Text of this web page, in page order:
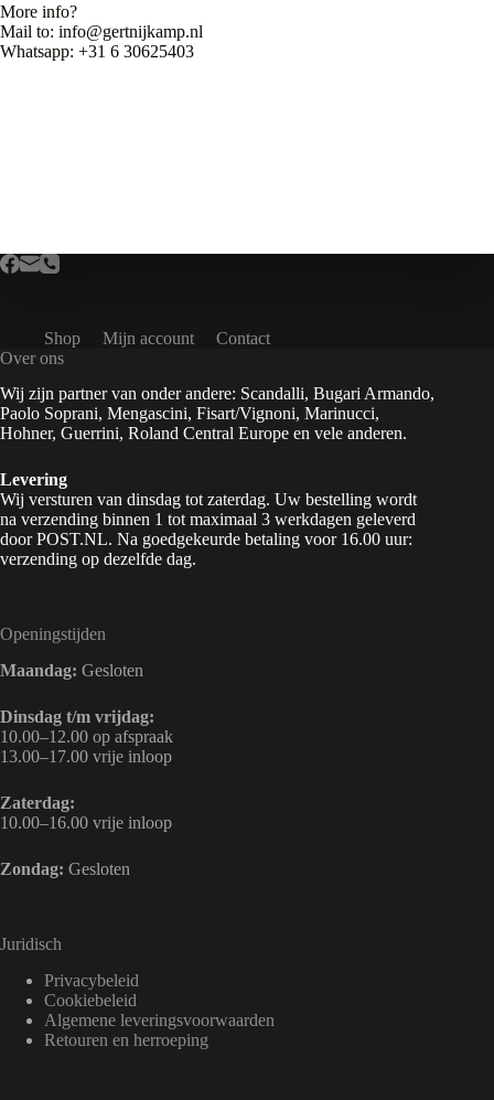
More info?
Mail to: info@gertnijkamp.nl
Whatsapp: +31 6 30625403
Shop Mijn account
Contact
Over ons
Wij zijn partner van onder andere: Scandalli, Bugari Armando,
Paolo Soprani, Mengascini, Fisart/Vignoni, Marinucci,
Hohner, Guerrini, Roland Central Europe en vele anderen.
Levering
Wij versturen van dinsdag tot zaterdag. Uw bestelling wordt
na verzending binnen 1 tot maximaal 3 werkdagen geleverd
door POST.NL. Na goedgekeurde betaling voor 16.00 uur:
verzending op dezelfde dag.
Openingstijden
Maandag: Gesloten
Dinsdag t/m vrijdag:
10.00–12.00 op afspraak
13.00–17.00 vrije inloop
Zaterdag:
10.00–16.00 vrije inloop
Zondag: Gesloten
Juridisch
Privacybeleid
Cookiebeleid
Algemene leveringsvoorwaarden
Retouren en herroeping